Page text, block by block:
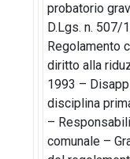
probatorio
D.Lgs. n.
Regolamento
diritto alla
1993 –
disciplina
–
comunale –